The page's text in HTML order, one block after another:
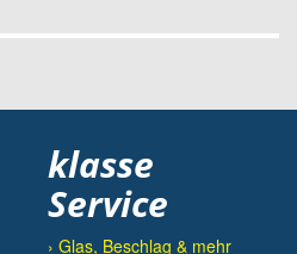
klasse
Service
› Glas, Beschlag & mehr